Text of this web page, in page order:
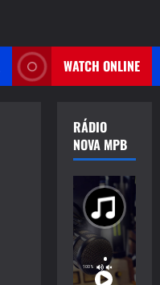
WATCH ONLINE
RÁDIO
NOVA MPB